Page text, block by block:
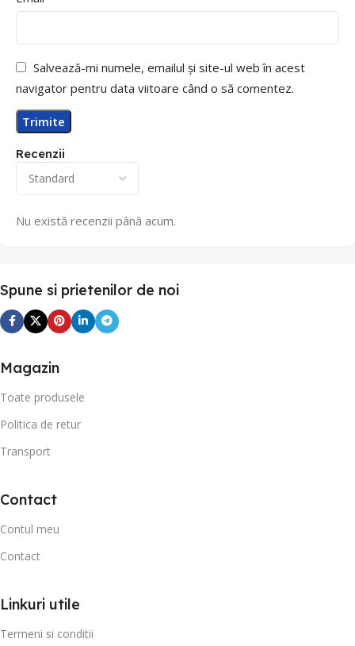
Recenzii
Nu există recenzii până acum.
Salvează-mi numele, emailul și site-ul web în acest
navigator pentru data viitoare când o să comentez.
Spune si prietenilor de noi
Magazin
Toate produsele
Politica de retur
Transport
Contact
Contul meu
Contact
Linkuri utile
Termeni si conditii